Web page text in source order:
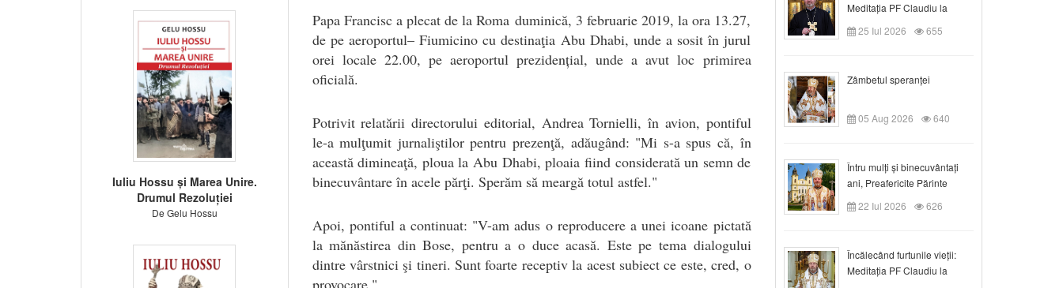
Iuliu Hossu și Marea Unire.
Drumul Rezoluției
De Gelu Hossu
Papa Francisc a plecat de la Roma duminică, 3 februarie 2019, la ora 13.27,
de pe aeroportul– Fiumicino cu destinaţia Abu Dhabi, unde a sosit în jurul
orei locale 22.00, pe aeroportul prezidențial, unde a avut loc primirea
oficială.
Potrivit relatării directorului editorial, Andrea Tornielli, în avion, pontiful
le-a mulţumit jurnaliştilor pentru prezenţă, adăugând: "Mi s-a spus că, în
această dimineaţă, ploua la Abu Dhabi, ploaia fiind considerată un semn de
binecuvântare în acele părţi. Sperăm să meargă totul astfel."
Apoi, pontiful a continuat: "V-am adus o reproducere a unei icoane pictată
la mănăstirea din Bose, pentru a o duce acasă. Este pe tema dialogului
dintre vârstnici şi tineri. Sunt foarte receptiv la acest subiect ce este, cred, o
provocare."
Meditația PF Claudiu la
Duminica a VIII-a după
Rusalii
25 Iul 2026 655
Zâmbetul speranței
05 Aug 2026 640
Întru mulți și binecuvântați
ani, Preafericite Părinte
Claudiu!
22 Iul 2026 626
Încălecând furtunile vieții:
Meditația PF Claudiu la